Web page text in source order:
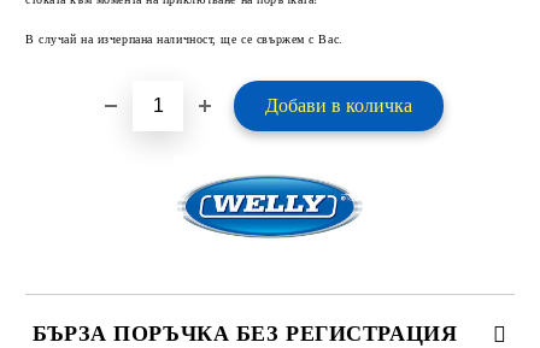
В случай на изчерпана наличност, ще се свържем с Вас.
БЪРЗА ПОРЪЧКА БЕЗ РЕГИСТРАЦИЯ